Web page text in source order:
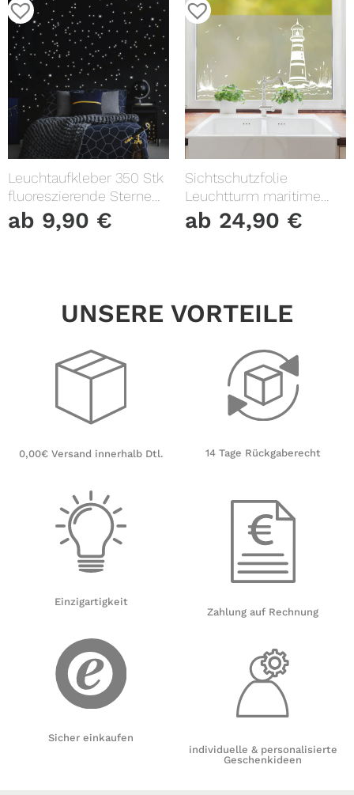
Leuchtaufkleber 350 Stk
fluoreszierende Sterne
und Punkte leuchten im
Dunklen Kinderzimmer
ab 9,90 €
Sichtschutzfolie
Leuchtturm maritime
Fensterfolie Fensterdeko
Milchglasfolie
ab 24,90 €
UNSERE VORTEILE
0,00€ Versand innerhalb Dtl.
Einzigartigkeit
Sicher einkaufen
14 Tage Rückgaberecht
Zahlung auf Rechnung
individuelle & personalisierte
Geschenkideen